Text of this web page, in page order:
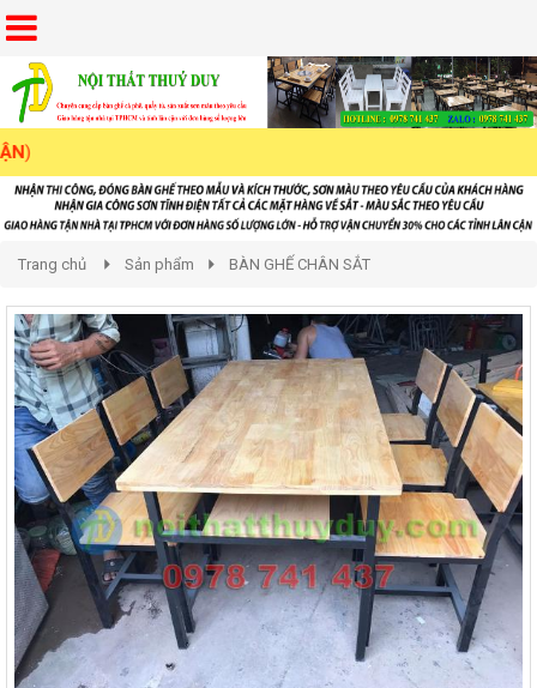
Trang chủ Sản phẩm BÀN GHẾ CHÂN SẮT